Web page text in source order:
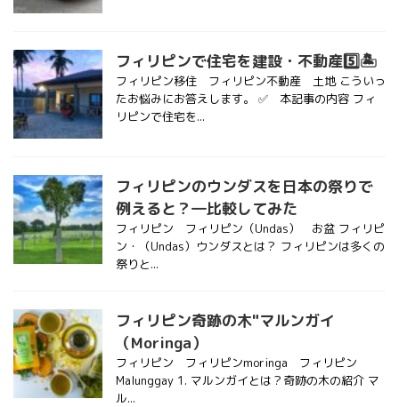
フィリピンで住宅を建設・不動産5️⃣🏝
フィリピン移住 フィリピン不動産 土地 こういっ
たお悩みにお答えします。 ✅ 本記事の内容 フィ
リピンで住宅を...
フィリピンのウンダスを日本の祭りで
例えると？―比較してみた
フィリピン フィリピン（Undas） お盆 フィリピ
ン・（Undas）ウンダスとは？ フィリピンは多くの
祭りと...
フィリピン奇跡の木"マルンガイ
（Moringa）
フィリピン フィリピンmoringa フィリピン
Malunggay 1. マルンガイとは？奇跡の木の紹介 マ
ル...